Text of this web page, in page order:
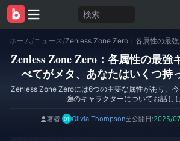
検索
ホーム/ニュース / Zenless
Zenless Zone Zero：各属性の最
べてがメタ、あなたはいくつ持
Zenless Zone Zeroには6つの主要な属性があり、
強のキャラクターについてお話しし
著者: Olivia Thompson 公開日:2025/